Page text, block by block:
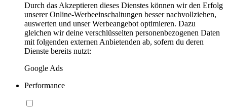
Durch das Akzeptieren dieses Dienstes können wir den Erfolg
unserer Online-Werbeeinschaltungen besser nachvollziehen,
auswerten und unser Werbeangebot optimieren. Dazu
gleichen wir deine verschlüsselten personenbezogenen Daten
mit folgenden externen Anbietenden ab, sofern du deren
Dienste bereits nutzt:
Google Ads
Performance